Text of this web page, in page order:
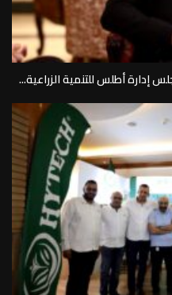
أطلس للتنمية الزراعية...